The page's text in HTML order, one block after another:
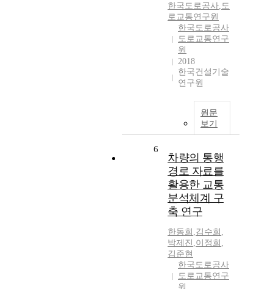
한국도로공사,도
로교통연구원
한국도로공사
도로교통연구
원
2018
한국건설기술
연구원
원문
보기
6
차량의 통행
경로 자료를
활용한 교통
분석체계 구
축 연구
한동희 ,김수희 ,
박제진 ,이정희 ,
김준현
한국도로공사
도로교통연구
원